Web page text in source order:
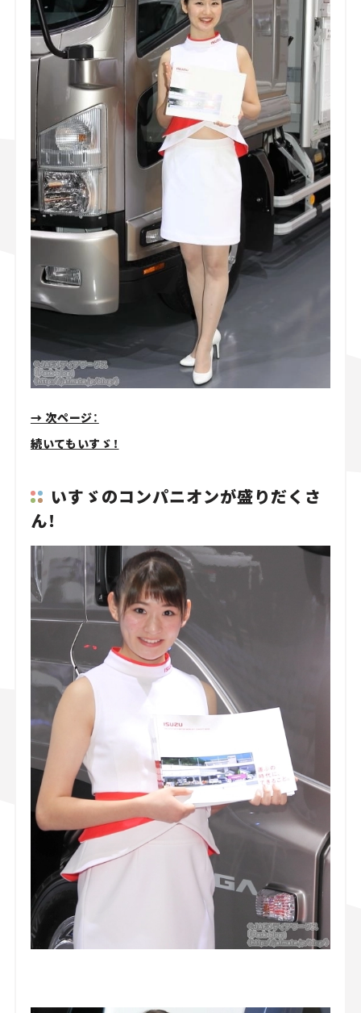
→ 次ページ：
続いてもいすゞ！
いすゞのコンパニオンが盛りだくさ
ん！